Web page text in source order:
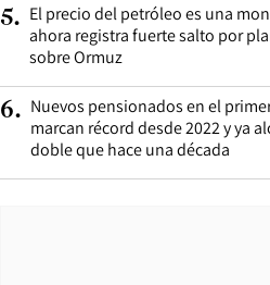
5. El precio del petróleo es una
ahora registra fuerte salto por
sobre Ormuz
6. Nuevos pensionados en el
marcan récord desde 2022 y ya
doble que hace una década